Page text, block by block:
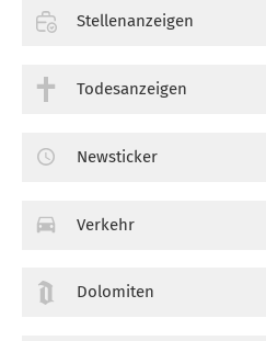
Stellenanzeigen
Todesanzeigen
Newsticker
Verkehr
Dolomiten